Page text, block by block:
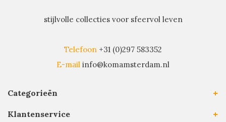
stijlvolle collecties voor sfeervol leven
Telefoon +31 (0)297 583352
E-mail info@komamsterdam.nl
Categorieën
Klantenservice